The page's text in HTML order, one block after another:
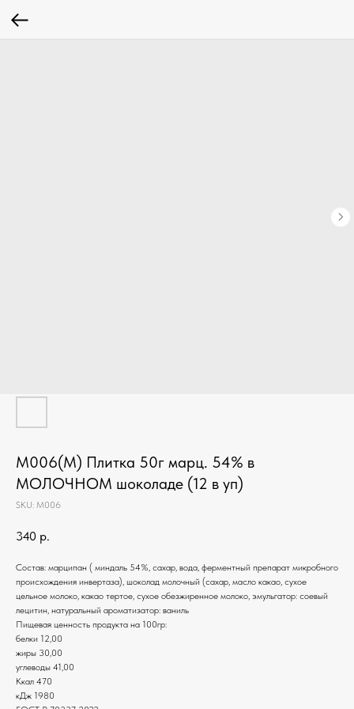
М006(М) Плитка 50г марц. 54% в
МОЛОЧНОМ шоколаде (12 в уп)
SKU: М006
340 р.
Состав: марципан ( миндаль 54%, сахар, вода, ферментный препарат микробного
происхождения инвертаза), шоколад молочный (сахар, масло какао, сухое
цельное молоко, какао тертое, сухое обезжиренное молоко, эмульгатор: соевый
лецитин, натуральный ароматизатор: ваниль
Пищевая ценность продукта на 100гр:
белки 12,00
жиры 30,00
углеводы 41,00
Ккал 470
кДж 1980